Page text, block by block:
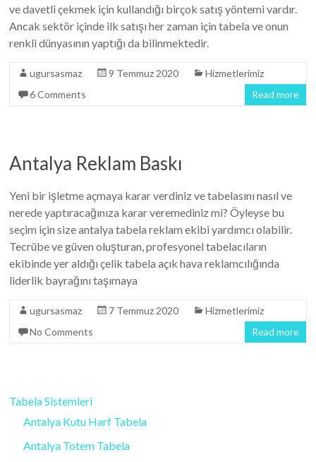
ve davetli çekmek için kullandığı birçok satış yöntemi vardır.
Ancak sektör içinde ilk satışı her zaman için tabela ve onun
renkli dünyasının yaptığı da bilinmektedir.
ugursasmaz 9 Temmuz 2020
Hizmetlerimiz
6 Comments
Read more
Antalya Reklam Baskı
Yeni bir işletme açmaya karar verdiniz ve tabelasını nasıl ve
nerede yaptıracağınıza karar veremediniz mi? Öyleyse bu
seçim için size antalya tabela reklam ekibi yardımcı olabilir.
Tecrübe ve güven oluşturan, profesyonel tabelacıların
ekibinde yer aldığı çelik tabela açık hava reklamcılığında
liderlik bayrağını taşımaya
ugursasmaz 7 Temmuz 2020
Hizmetlerimiz
No Comments
Read more
Tabela Sistemleri
Antalya Kutu Harf Tabela
Antalya Totem Tabela